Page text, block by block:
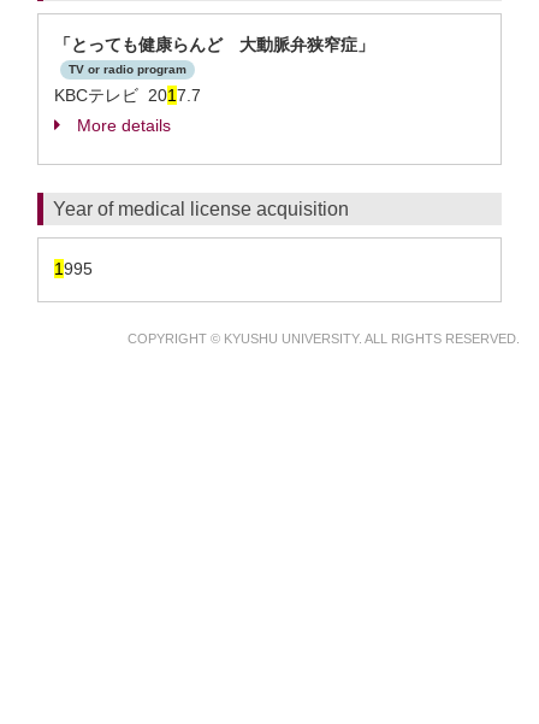
「とっても健康らんど 大動脈弁狭窄症」
TV or radio program
KBCテレビ 2017.7
More details
Year of medical license acquisition
1995
COPYRIGHT © KYUSHU UNIVERSITY. ALL RIGHTS RESERVED.